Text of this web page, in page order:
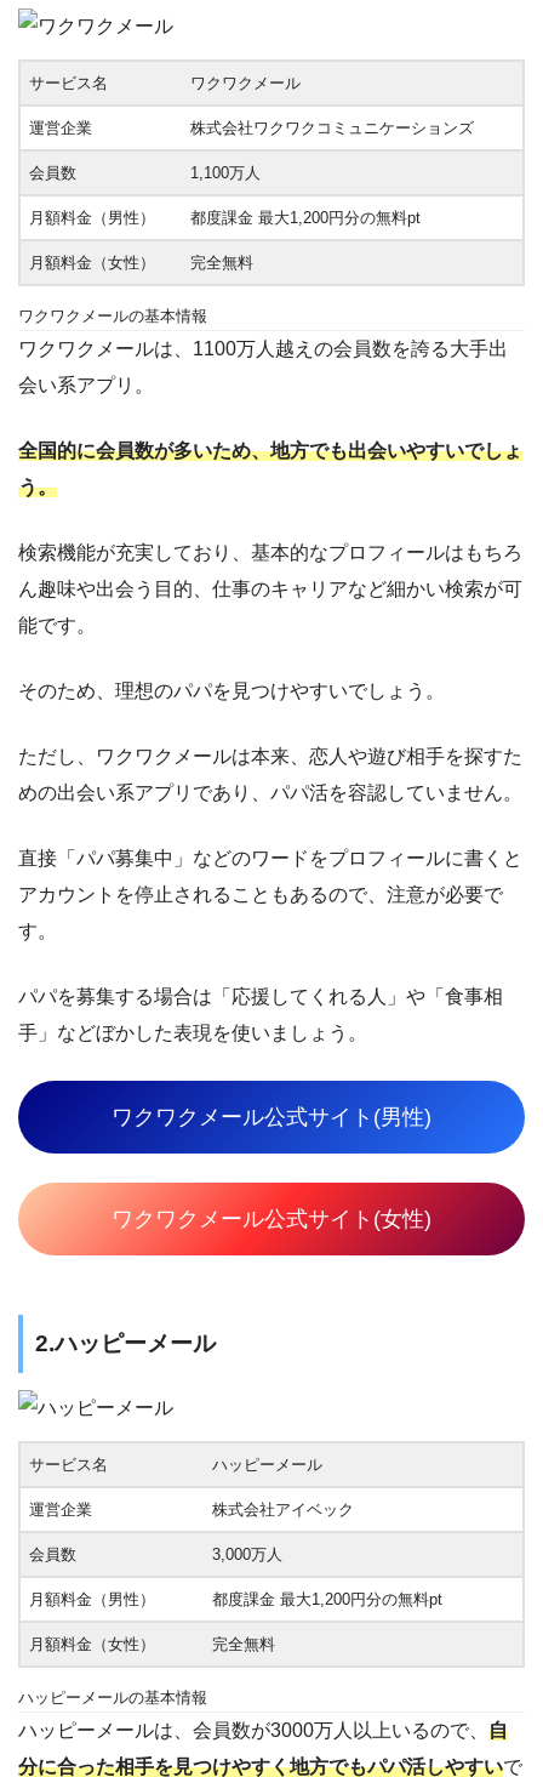
サービス名 ワクワクメール
運営企業 株式会社ワクワクコミュニケーションズ
会員数 1,100万人
月額料金（男性） 都度課金 最大1,200円分の無料pt
月額料金（女性） 完全無料
ワクワクメールの基本情報
ワクワクメールは、1100万人越えの会員数を誇る大手出
会い系アプリ。
全国的に会員数が多いため、地方でも出会いやすいでしょ
う。
検索機能が充実しており、基本的なプロフィールはもちろ
ん趣味や出会う目的、仕事のキャリアなど細かい検索が可
能です。
そのため、理想のパパを見つけやすいでしょう。
ただし、ワクワクメールは本来、恋人や遊び相手を探すた
めの出会い系アプリであり、パパ活を容認していません。
直接「パパ募集中」などのワードをプロフィールに書くと
アカウントを停止されることもあるので、注意が必要で
す。
パパを募集する場合は「応援してくれる人」や「食事相
手」などぼかした表現を使いましょう。
ワクワクメール公式サイト(男性)
ワクワクメール公式サイト(女性)
2.ハッピーメール
サービス名 ハッピーメール
運営企業 株式会社アイベック
会員数 3,000万人
月額料金（男性） 都度課金 最大1,200円分の無料pt
月額料金（女性） 完全無料
ハッピーメールの基本情報
ハッピーメールは、会員数が3000万人以上いるので、 自
分に合った相手を見つけやすく地方でもパパ活しやすいで